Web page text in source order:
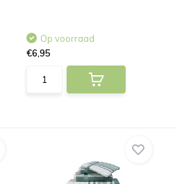
Op voorraad
€6,95